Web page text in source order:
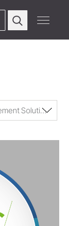
Advanced Infection prevention Management Solutions